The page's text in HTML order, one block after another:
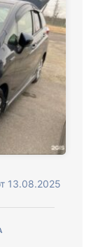
13.08.2025